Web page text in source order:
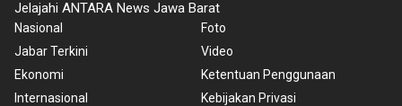
Jelajahi ANTARA News Jawa Barat
Nasional
Jabar Terkini
Ekonomi
Internasional
Foto
Video
Ketentuan Penggunaan
Kebijakan Privasi